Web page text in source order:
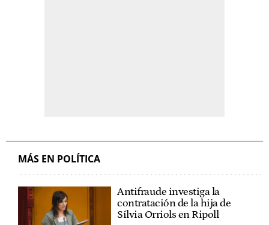
MÁS EN POLÍTICA
Antifraude investiga la
contratación de la hija de
Sílvia Orriols en Ripoll